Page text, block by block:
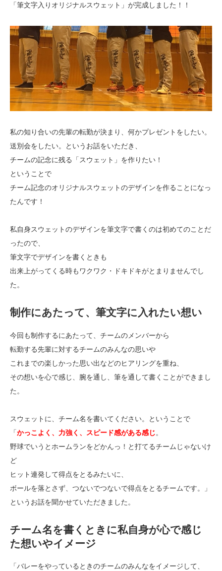
「筆文字入りオリジナルスウェット」が完成しました！！
私の知り合いの先輩の転勤が決まり、何かプレゼントをしたい。
送別会をしたい。というお話をいただき、
チームの記念に残る「スウェット」を作りたい！
ということで
チーム記念のオリジナルスウェットのデザインを作ることになっ
たんです！
私自身スウェットのデザインを筆文字で書くのは初めてのことだ
ったので、
筆文字でデザインを書くときも
出来上がってくる時もワクワク・ドキドキがとまりませんでし
た。
制作にあたって、筆文字に入れたい想い
今回も制作するにあたって、チームのメンバーから
転勤する先輩に対するチームのみんなの思いや
これまでの楽しかった思い出などのヒアリングを重ね、
その想いを心で感じ、腕を通し、筆を通して書くことができまし
た。
スウェットに、チーム名を書いてください。ということで
「かっこよく、力強く、スピード感がある感じ。
野球でいうとホームランをどかんっ！と打てるチームじゃないけ
ど
ヒット連発して得点をとるみたいに、
ボールを落とさず、つないでつないで得点をとるチームです。」
というお話を聞かせていただきました。
チーム名を書くときに私自身が心で感じ
た想いやイメージ
「バレーをやっているときのチームのみんなをイメージして、